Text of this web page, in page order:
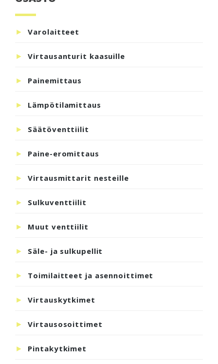
sivupalkki
Varolaitteet
Virtausanturit kaasuille
Painemittaus
Lämpötilamittaus
Säätöventtiilit
Paine-eromittaus
Virtausmittarit nesteille
Sulkuventtiilit
Muut venttiilit
Säle- ja sulkupellit
Toimilaitteet ja asennoittimet
Virtauskytkimet
Virtausosoittimet
Pintakytkimet